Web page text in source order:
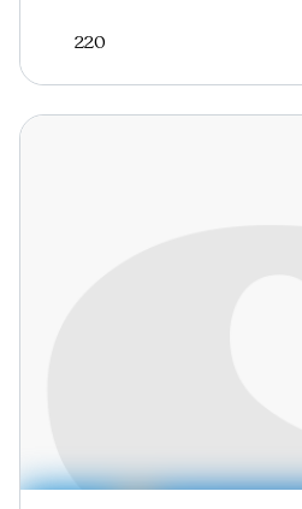
220